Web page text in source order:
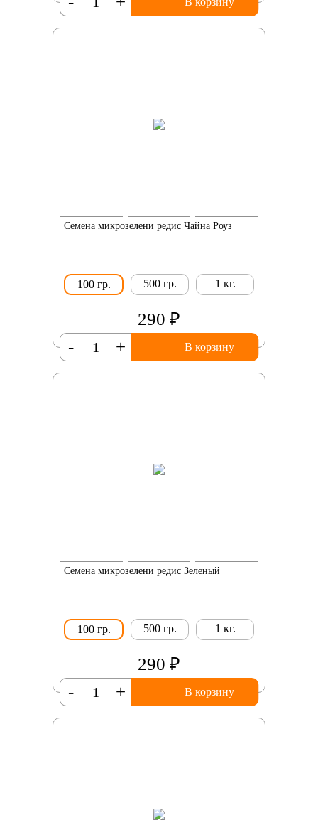
Семена микрозелени редис Чайна Роуз
100 гр. 500 гр. 1 кг.
290 ₽
+
- В корзину
Семена микрозелени редис Зеленый
100 гр. 500 гр. 1 кг.
290 ₽
+
- В корзину